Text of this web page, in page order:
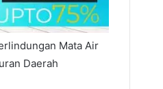
Mata Air
Daerah